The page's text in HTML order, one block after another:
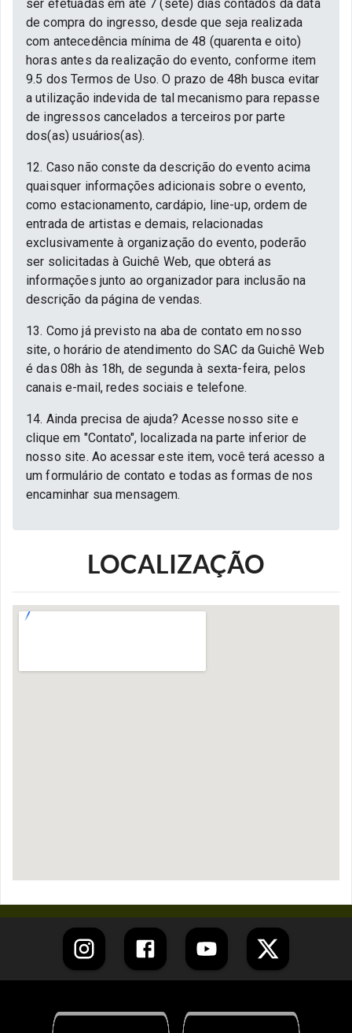
ser efetuadas em até 7 (sete) dias contados da data
de compra do ingresso, desde que seja realizada
com antecedência mínima de 48 (quarenta e oito)
horas antes da realização do evento, conforme item
9.5 dos Termos de Uso. O prazo de 48h busca evitar
a utilização indevida de tal mecanismo para repasse
de ingressos cancelados a terceiros por parte
dos(as) usuários(as).
12. Caso não conste da descrição do evento acima
quaisquer informações adicionais sobre o evento,
como estacionamento, cardápio, line-up, ordem de
entrada de artistas e demais, relacionadas
exclusivamente à organização do evento, poderão
ser solicitadas à Guichê Web, que obterá as
informações junto ao organizador para inclusão na
descrição da página de vendas.
13. Como já previsto na aba de contato em nosso
site, o horário de atendimento do SAC da Guichê Web
é das 08h às 18h, de segunda à sexta-feira, pelos
canais e-mail, redes sociais e telefone.
14. Ainda precisa de ajuda? Acesse nosso site e
clique em "Contato", localizada na parte inferior de
nosso site. Ao acessar este item, você terá acesso a
um formulário de contato e todas as formas de nos
encaminhar sua mensagem.
LOCALIZAÇÃO